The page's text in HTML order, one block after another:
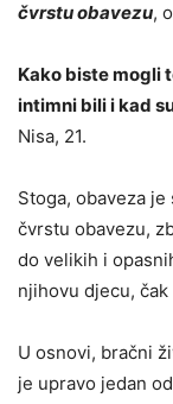
čvrstu obavezu,
Kako biste mogli
intimni bili i kad
Nisa, 21.
Stoga, obaveza
čvrstu obavezu,
do velikih i
njihovu djecu,
U osnovi, bračni
je upravo jedan